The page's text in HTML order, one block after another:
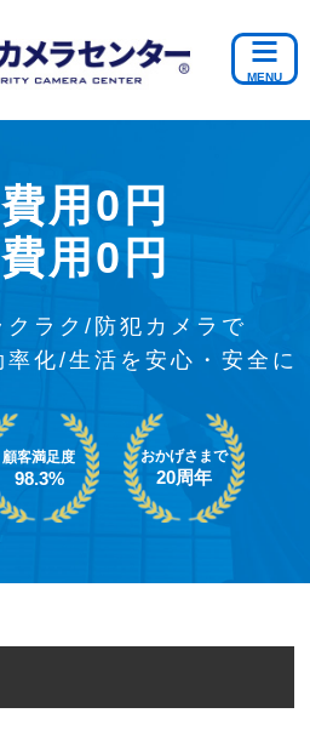
用0円
用0円
クラク/防犯カメラで
化/生活を安心・安全に
顧客満足度
98.3%
おかげさまで
20周年